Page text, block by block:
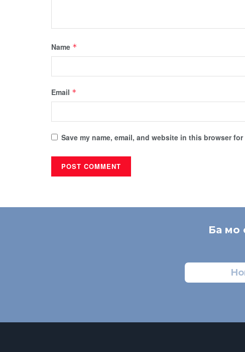
Name *
Email *
Save my name, email, and website in this browser
Ба мо